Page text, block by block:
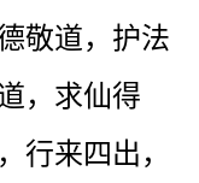
敬道，护法
，求仙得
行来四出，